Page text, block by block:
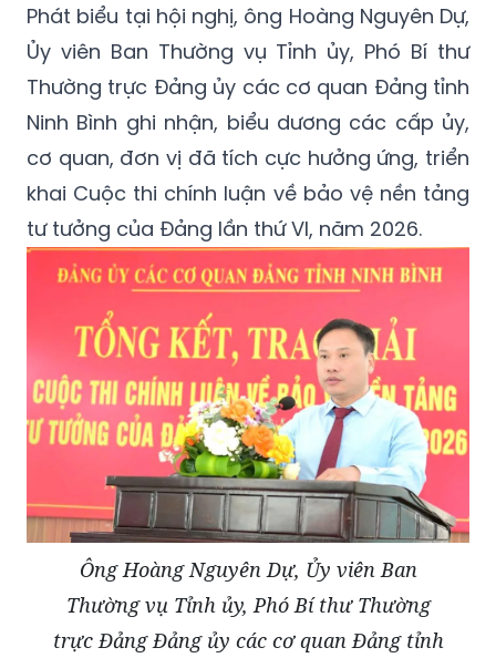
Phát biểu tại hội nghị, ông Hoàng Nguyên Dự,
Ủy viên Ban Thường vụ Tỉnh ủy, Phó Bí thư
Thường trực Đảng ủy các cơ quan Đảng tỉnh
Ninh Bình ghi nhận, biểu dương các cấp ủy,
cơ quan, đơn vị đã tích cực hưởng ứng, triển
khai Cuộc thi chính luận về bảo vệ nền tảng
tư tưởng của Đảng lần thứ VI, năm 2026.
Ông Hoàng Nguyên Dự, Ủy viên Ban
Thường vụ Tỉnh ủy, Phó Bí thư Thường
trực Đảng Đảng ủy các cơ quan Đảng tỉnh